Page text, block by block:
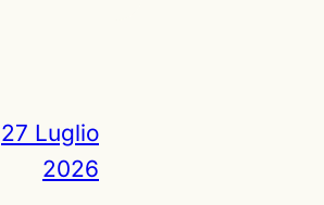
27 Luglio
2026